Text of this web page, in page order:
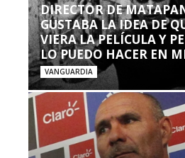
DIRECTOR DE
GUSTABA LA IDEA DE
VIERA LA PELÍCULA Y
LO PUEDO HACER EN
VANGUARDIA